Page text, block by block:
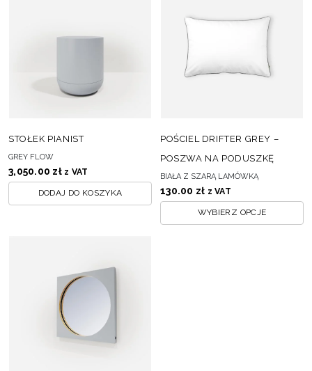
STOŁEK PIANIST
GREY FLOW
3,050.00 zł z VAT
DODAJ DO KOSZYKA
POŚCIEL DRIFTER GREY –
POSZWA NA PODUSZKĘ
BIAŁA Z SZARĄ LAMÓWKĄ
130.00 zł z VAT
WYBIERZ OPCJE